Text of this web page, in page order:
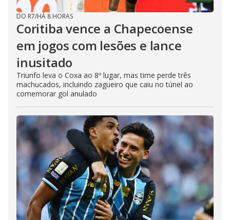
DO R7/HÁ 8 HORAS
Coritiba vence a Chapecoense
em jogos com lesões e lance
inusitado
Triunfo leva o Coxa ao 8º lugar, mas time perde três
machucados, incluindo zagueiro que caiu no túnel ao
comemorar gol anulado